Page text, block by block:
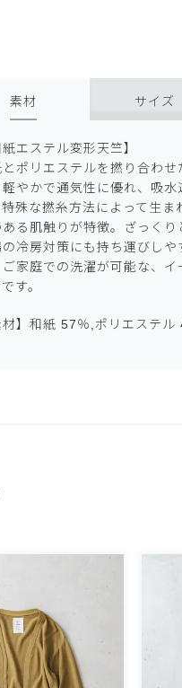
素材 サイズ
紙エステル変形天竺】
ポリエステルを撚り合わせ
やかで通気性に優れ、吸水
特殊な撚糸方法によって生ま
る肌触りが特徴。ざっくり
の冷房対策にも持ち運びしや
ご家庭での洗濯が可能な、
す。
材】和紙 57％,ポリエステル